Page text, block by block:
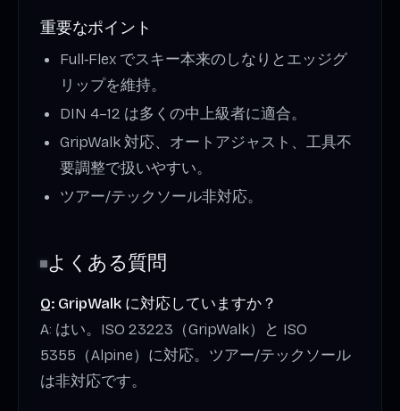
重要なポイント
Full‑Flex でスキー本来のしなりとエッジグ
リップを維持。
DIN 4–12 は多くの中上級者に適合。
GripWalk 対応、オートアジャスト、工具不
要調整で扱いやすい。
ツアー/テックソール非対応。
よくある質問
Q: GripWalk に対応していますか？
A: はい。ISO 23223（GripWalk）と ISO
5355（Alpine）に対応。ツアー/テックソール
は非対応です。